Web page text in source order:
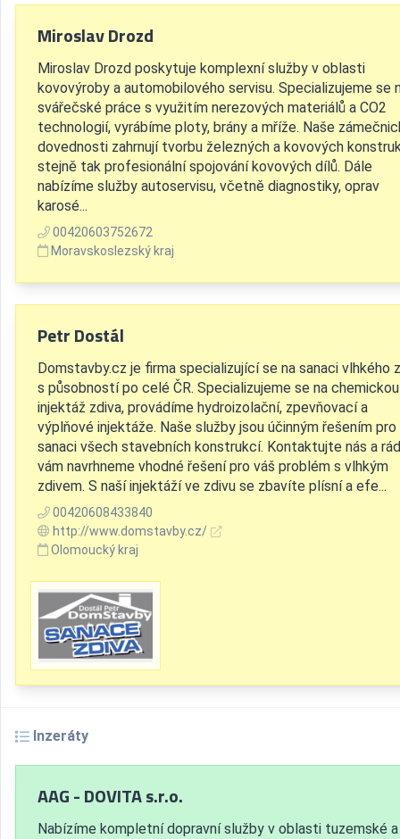
Miroslav Drozd
Miroslav Drozd poskytuje komplexní služby v oblasti
kovovýroby a automobilového servisu. Specializujeme se
svářečské práce s využitím nerezových materiálů a CO2
technologií, vyrábíme ploty, brány a mříže. Naše
dovednosti zahrnují tvorbu železných a kovových
stejně tak profesionální spojování kovových dílů. Dále
nabízíme služby autoservisu, včetně diagnostiky, oprav
karosé...
00420603752672
Moravskoslezský kraj
Petr Dostál
Domstavby.cz je firma specializující se na sanaci vlhkého
s působností po celé ČR. Specializujeme se na chemickou
injektáž zdiva, provádíme hydroizolační, zpevňovací a
výplňové injektáže. Naše služby jsou účinným řešením pro
sanaci všech stavebních konstrukcí. Kontaktujte nás a
vám navrhneme vhodné řešení pro váš problém s vlhkým
zdivem. S naší injektáží ve zdivu se zbavíte plísní a efe...
00420608433840
http://www.domstavby.cz/
Olomoucký kraj
Inzeráty
AAG - DOVITA s.r.o.
Nabízíme kompletní dopravní služby v oblasti tuzemské a